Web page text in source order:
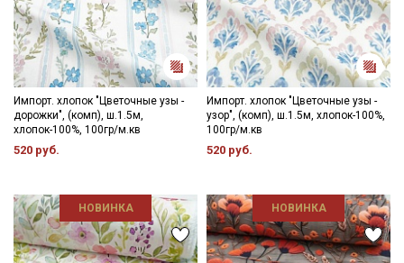
Импорт. хлопок "Цветочные узы -
дорожки", (комп), ш.1.5м,
хлопок-100%, 100гр/м.кв
520 руб.
Импорт. хлопок "Цветочные узы -
узор", (комп), ш.1.5м, хлопок-100%,
100гр/м.кв
520 руб.
НОВИНКА НОВИНКА